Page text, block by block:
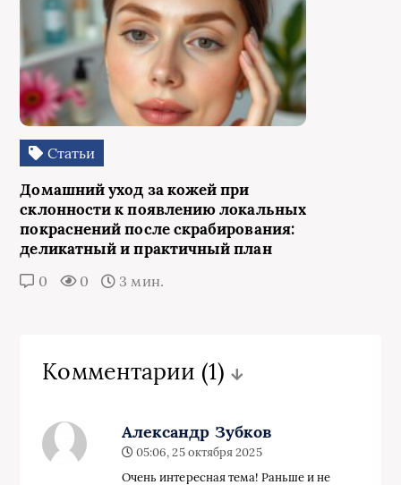
Статьи
Домашний уход за кожей при
склонности к появлению локальных
покраснений после скрабирования:
деликатный и практичный план
0 0 3 мин.
Комментарии (1)
Александр Зубков
05:06, 25 октября 2025
Очень интересная тема! Раньше и не